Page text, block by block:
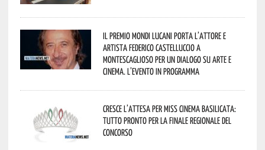
Il Premio Mondi Lucani porta l’attore e
artista Federico Castelluccio a
Montescaglioso per un dialogo su arte e
cinema. L’evento in programma
Cresce l’attesa per Miss Cinema Basilicata:
tutto pronto per la finale regionale del
concorso